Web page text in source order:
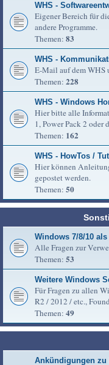
WHS -
Eigener Bereich für
andere Programme.
Themen: 83
WHS -
E-Mail auf dem WHS
Themen: 228
WHS - Windows
Hier bitte alle
1, Power Pack 2 oder
Themen: 162
WHS - HowTos /
Hier können
gepostet werden.
Themen: 50
Windows 7/8/10 als
Alle Fragen zur
Themen: 53
Weitere Windows
Für Fragen zu allen
R2 / 2012 / etc.,
Themen: 49
Ankündigungen zu